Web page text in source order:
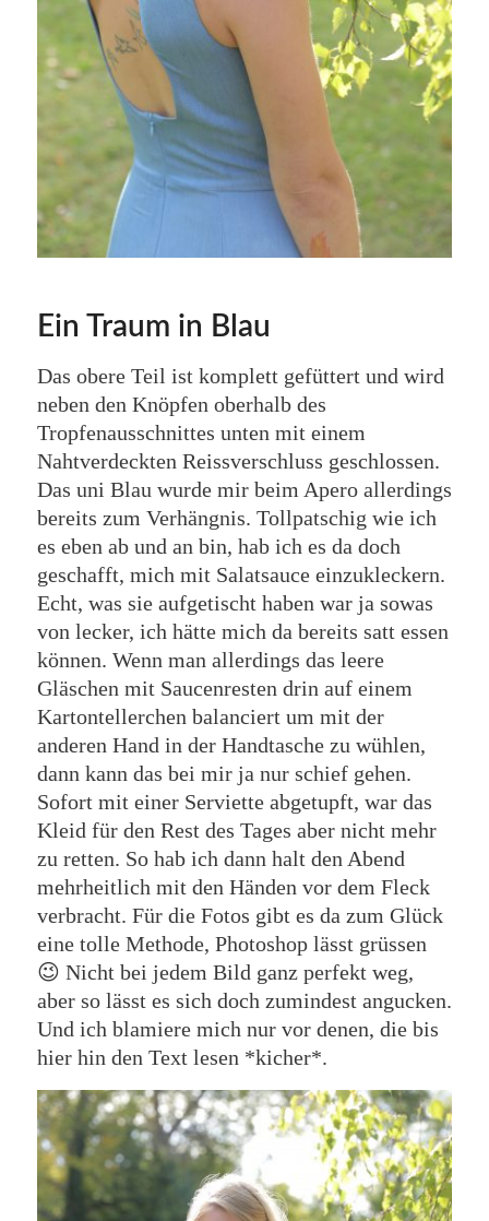
Ein Traum in Blau
Das obere Teil ist komplett gefüttert und wird
neben den Knöpfen oberhalb des
Tropfenausschnittes unten mit einem
Nahtverdeckten Reissverschluss geschlossen.
Das uni Blau wurde mir beim Apero allerdings
bereits zum Verhängnis. Tollpatschig wie ich
es eben ab und an bin, hab ich es da doch
geschafft, mich mit Salatsauce einzukleckern.
Echt, was sie aufgetischt haben war ja sowas
von lecker, ich hätte mich da bereits satt essen
können. Wenn man allerdings das leere
Gläschen mit Saucenresten drin auf einem
Kartontellerchen balanciert um mit der
anderen Hand in der Handtasche zu wühlen,
dann kann das bei mir ja nur schief gehen.
Sofort mit einer Serviette abgetupft, war das
Kleid für den Rest des Tages aber nicht mehr
zu retten. So hab ich dann halt den Abend
mehrheitlich mit den Händen vor dem Fleck
verbracht. Für die Fotos gibt es da zum Glück
eine tolle Methode, Photoshop lässt grüssen
😉 Nicht bei jedem Bild ganz perfekt weg,
aber so lässt es sich doch zumindest angucken.
Und ich blamiere mich nur vor denen, die bis
hier hin den Text lesen *kicher*.